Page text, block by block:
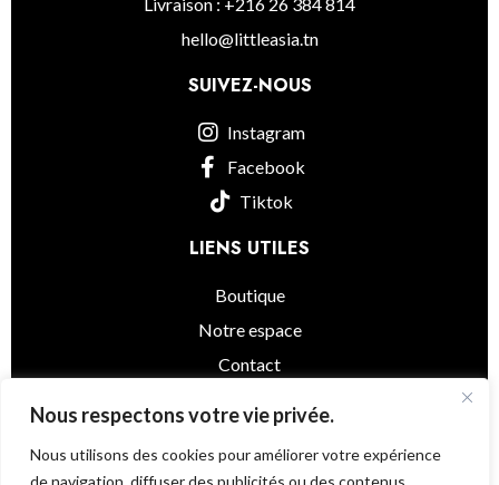
Nous respectons votre vie privée.
Nous utilisons des cookies pour améliorer votre expérience
de navigation, diffuser des publicités ou des contenus
hello@littleasia.tn
SUIVEZ-NOUS
Instagram
Facebook
Tiktok
LIENS UTILES
Boutique
Notre espace
Contact